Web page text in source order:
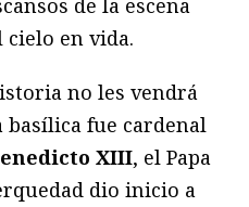
cielo en vida.
no les vendrá
basílica fue cardenal
XIII, el Papa
dio inicio a